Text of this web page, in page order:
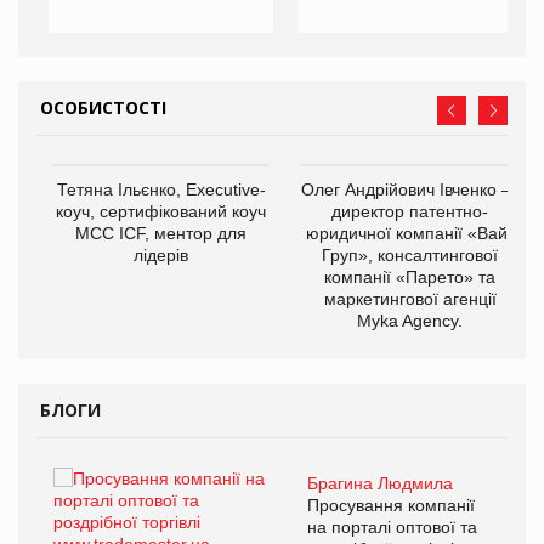
ОСОБИСТОСТІ
Тетяна Ільєнко, Executive-
коуч, сертифікований коуч
МСС ICF, ментор для
лідерів
Олег Андрійович Івченко —
директор патентно-
юридичної компанії «Вайз
Груп», консалтингової
компанії «Парето» та
маркетингової агенції
Myka Agency.
БЛОГИ
Брагина Людмила
Просування компанії
на порталі оптової та